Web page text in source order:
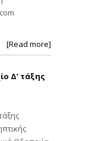
[Read more]
Δ’ τάξης